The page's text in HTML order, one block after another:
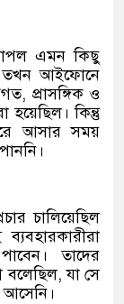
এমন কিছু
তখন আইফোনে
প্রাসঙ্গিক ও
হয়েছিল। কিন্তু
আসার সময়
চালিয়েছিল
তাদের
যা সে